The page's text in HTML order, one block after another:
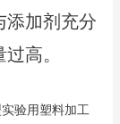
添加剂充分
高。
验用塑料加工